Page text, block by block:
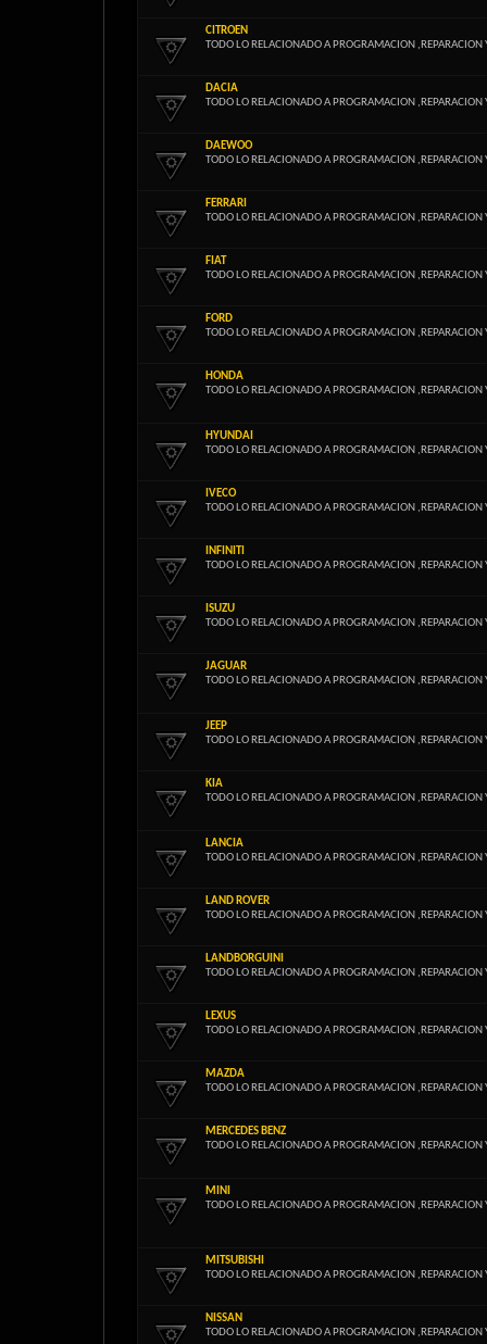
CITROEN
TODO LO RELACIONADO A PROGRAMACION ,REPARACION
DACIA
TODO LO RELACIONADO A PROGRAMACION ,REPARACION
DAEWOO
TODO LO RELACIONADO A PROGRAMACION ,REPARACION
FERRARI
TODO LO RELACIONADO A PROGRAMACION ,REPARACION
FIAT
TODO LO RELACIONADO A PROGRAMACION ,REPARACION
FORD
TODO LO RELACIONADO A PROGRAMACION ,REPARACION
HONDA
TODO LO RELACIONADO A PROGRAMACION ,REPARACION
HYUNDAI
TODO LO RELACIONADO A PROGRAMACION ,REPARACION
IVECO
TODO LO RELACIONADO A PROGRAMACION ,REPARACION
INFINITI
TODO LO RELACIONADO A PROGRAMACION ,REPARACION
ISUZU
TODO LO RELACIONADO A PROGRAMACION ,REPARACION
JAGUAR
TODO LO RELACIONADO A PROGRAMACION ,REPARACION
JEEP
TODO LO RELACIONADO A PROGRAMACION ,REPARACION
KIA
TODO LO RELACIONADO A PROGRAMACION ,REPARACION
LANCIA
TODO LO RELACIONADO A PROGRAMACION ,REPARACION
LAND ROVER
TODO LO RELACIONADO A PROGRAMACION ,REPARACION
LANDBORGUINI
TODO LO RELACIONADO A PROGRAMACION ,REPARACION
LEXUS
TODO LO RELACIONADO A PROGRAMACION ,REPARACION
MAZDA
TODO LO RELACIONADO A PROGRAMACION ,REPARACION
MERCEDES BENZ
TODO LO RELACIONADO A PROGRAMACION ,REPARACION
MINI
TODO LO RELACIONADO A PROGRAMACION ,REPARACION
MITSUBISHI
TODO LO RELACIONADO A PROGRAMACION ,REPARACION
NISSAN
TODO LO RELACIONADO A PROGRAMACION ,REPARACION